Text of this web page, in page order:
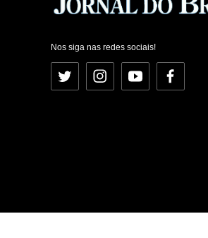
Nos siga nas redes sociais!
Twitter InstagramYouTubeFacebook